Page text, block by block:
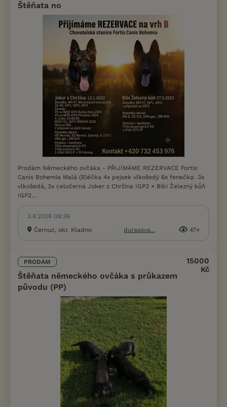
Štěňata no
Prodám Německého ovčáka - PŘIJÍMÁME REZERVACE Fortis
Canis Bohemia Malá (B)éčka 4x pejsek vlkošedý 6x fenečka: 3x
vlkošedá, 3x celočerná Joker z Chržína IGP3 × Bibi Železný kůň
IGP2...
3.8.2026 09:36
Černuc, okr. Kladno
durasova... 47×
PRODÁM
Štěňata německého ovčáka s průkazem
původu (PP)
15000
Kč